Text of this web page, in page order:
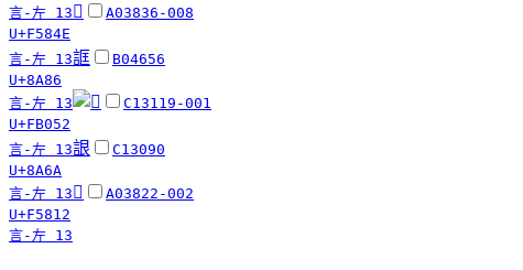
言-左 13 󵡎
A03836-008
U+F584E
言-左 13誆
B04656
U+8A86
言-左 13
C13119-001
U+FB052
言-左 13詪
C13090
U+8A6A
言-左 13 󵠒
A03822-002
U+F5812
言-左 13